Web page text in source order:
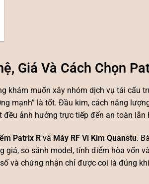
Giá Và Cách Chọn
khám muốn xây nhóm dịch vụ tái cấu
mạnh” là tốt. Đầu kim, cách năng
ảnh hưởng trực tiếp đến an toàn lẫn
Patrix R và Máy RF Vi Kim Quanstu.
so sánh model, tính điểm hòa vốn
và chứng nhận chỉ được coi là đúng